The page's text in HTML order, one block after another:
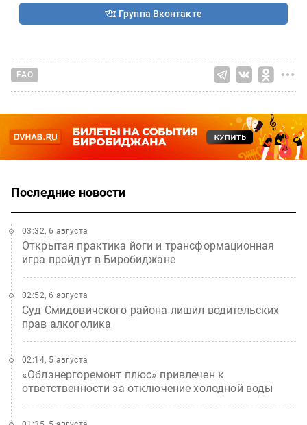
Группа Вконтакте
ЕАО
Последние новости
Открытая практика йоги и трансформационная
игра пройдут в Биробиджане
03:32, 6 августа
Суд Смидовичского района лишил водительских
прав алкоголика
02:52, 6 августа
«Облэнергоремонт плюс» привлечен к
ответственности за отключение холодной воды
02:14, 5 августа